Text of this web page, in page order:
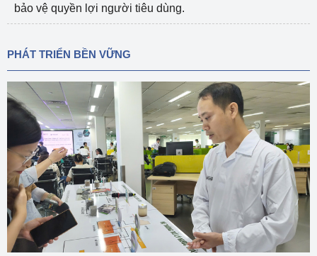
bảo vệ quyền lợi người tiêu dùng.
PHÁT TRIỂN BỀN VỮNG